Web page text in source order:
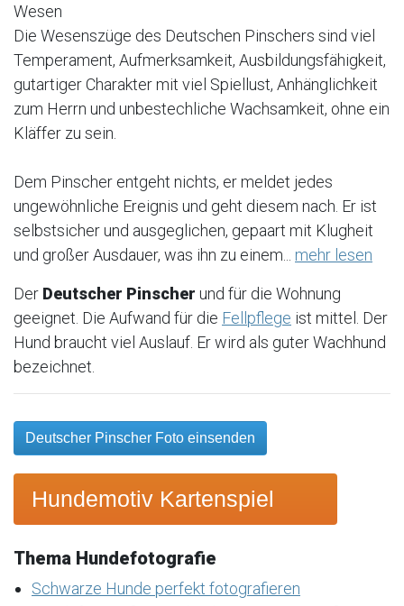
Wesen
Die Wesenszüge des Deutschen Pinschers sind viel
Temperament, Aufmerksamkeit, Ausbildungsfähigkeit,
gutartiger Charakter mit viel Spiellust, Anhänglichkeit
zum Herrn und unbestechliche Wachsamkeit, ohne ein
Kläffer zu sein.
Dem Pinscher entgeht nichts, er meldet jedes
ungewöhnliche Ereignis und geht diesem nach. Er ist
selbstsicher und ausgeglichen, gepaart mit Klugheit
und großer Ausdauer, was ihn zu einem... mehr lesen
Der Deutscher Pinscher und für die Wohnung
geeignet. Die Aufwand für die Fellpflege ist mittel. Der
Hund braucht viel Auslauf. Er wird als guter Wachhund
bezeichnet.
Deutscher Pinscher Foto einsenden
Hundemotiv Kartenspiel
Thema Hundefotografie
Schwarze Hunde perfekt fotografieren